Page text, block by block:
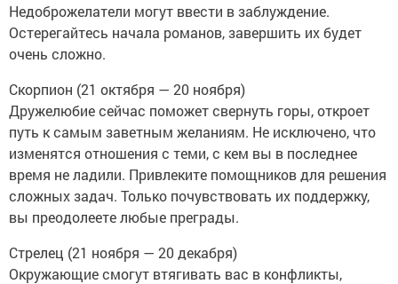
Недоброжелатели могут ввести в заблуждение.
Остерегайтесь начала романов, завершить их будет
очень сложно.
Скорпион (21 октября — 20 ноября)
Дружелюбие сейчас поможет свернуть горы, откроет
путь к самым заветным желаниям. Не исключено, что
изменятся отношения с теми, с кем вы в последнее
время не ладили. Привлеките помощников для решения
сложных задач. Только почувствовать их поддержку,
вы преодолеете любые преграды.
Стрелец (21 ноября — 20 декабря)
Окружающие смогут втягивать вас в конфликты,